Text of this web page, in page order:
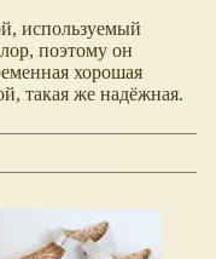
используемый
поэтому он
хорошая
такая же надёжная.